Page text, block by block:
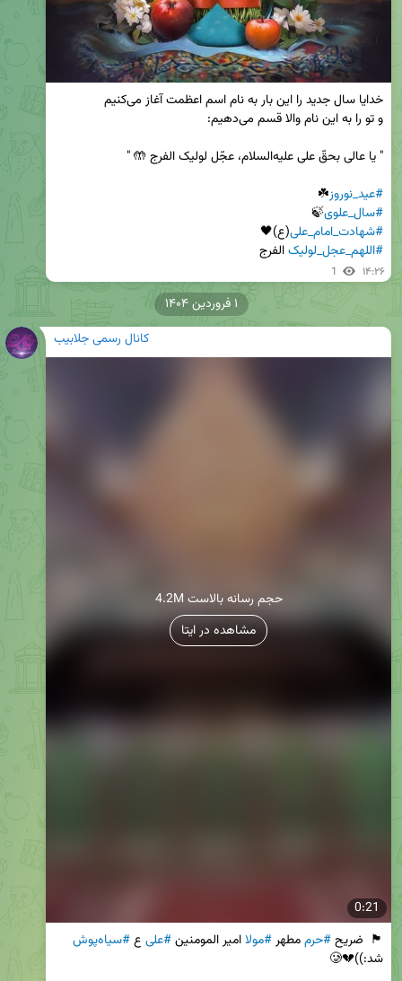
#عید_نوروز☘️
#سال_علوی🍃
#شهادت_امام_علی(ع)🖤
#اللهم_عجل_لولیک الفرج
1 ۱۴:۲۶
کانال رسمی جلابیب
0:21
4.2M حجم رسانه بالاست
مشاهده در ایتا
🏴  ضریح #حرم مطهر #مولا امیر المومنین #علی ع #سیاه‌پوش
۱ فروردین ۱۴۰۴